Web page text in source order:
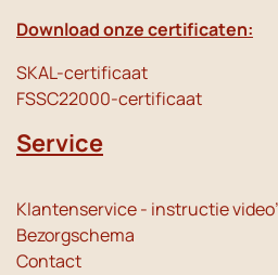
Download onze certificaten:
SKAL-certificaat
FSSC22000-certificaat
Service
Klantenservice - instructie
Bezorgschema
Contact